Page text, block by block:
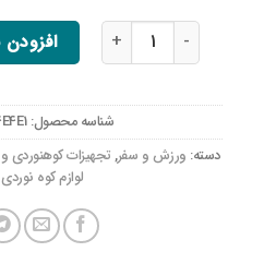
کارابین حمل بطری آب مدل 02 با طراحی سبک و کاربردی عدد
شناسه محصول:
دسته: ورزش و سفر, تجهیزات کوهنوردی
لوازم کوه نوردی